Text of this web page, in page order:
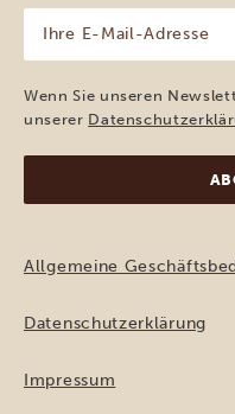
Mail-
Adresse
(erforderlich)
Wenn Sie unseren
unserer
Allgemeine
Datenschutzerklärung
Impressum